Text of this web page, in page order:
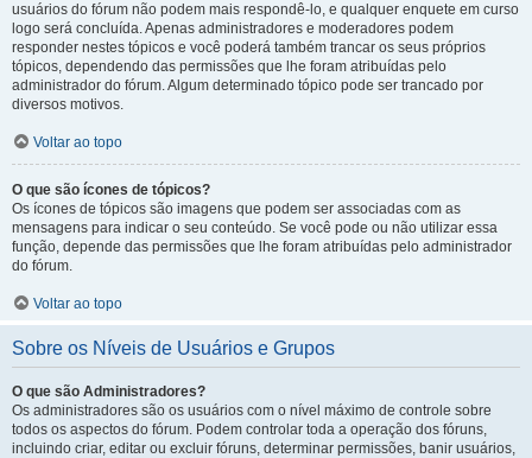
usuários do fórum não podem mais respondê-lo, e qualquer enquete em curso
logo será concluída. Apenas administradores e moderadores podem
responder nestes tópicos e você poderá também trancar os seus próprios
tópicos, dependendo das permissões que lhe foram atribuídas pelo
administrador do fórum. Algum determinado tópico pode ser trancado por
diversos motivos.
Voltar ao topo
O que são ícones de tópicos?
Os ícones de tópicos são imagens que podem ser associadas com as
mensagens para indicar o seu conteúdo. Se você pode ou não utilizar essa
função, depende das permissões que lhe foram atribuídas pelo administrador
do fórum.
Voltar ao topo
Sobre os Níveis de Usuários e Grupos
O que são Administradores?
Os administradores são os usuários com o nível máximo de controle sobre
todos os aspectos do fórum. Podem controlar toda a operação dos fóruns,
incluindo criar, editar ou excluir fóruns, determinar permissões, banir usuários,